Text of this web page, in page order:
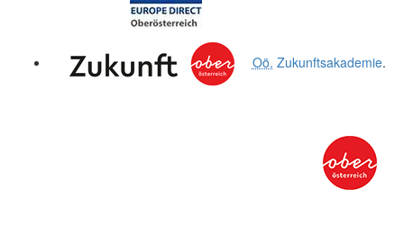
Oö. Zukunftsakademie.